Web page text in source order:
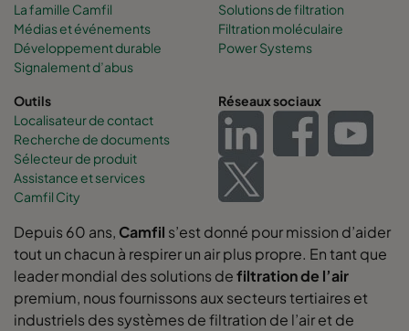
La famille Camfil
Médias et événements
Développement durable
Signalement d’abus
Solutions de filtration
Filtration moléculaire
Power Systems
Outils
Localisateur de contact
Recherche de documents
Sélecteur de produit
Assistance et services
Camfil City
Réseaux sociaux
Depuis 60 ans, Camfil s’est donné pour mission d’aider
tout un chacun à respirer un air plus propre. En tant que
leader mondial des solutions defiltration de l’air
premium, nous fournissons aux secteurs tertiaires et
industriels des systèmes de filtration de l’air et de